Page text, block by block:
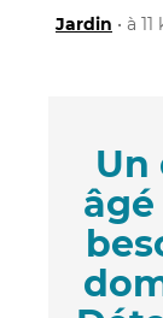
Jardin • à
Un